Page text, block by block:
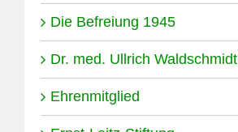
Die Befreiung 1945
Dr. med. Ullrich Waldschmidt
Ehrenmitglied